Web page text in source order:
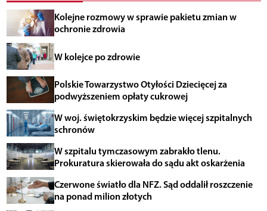
Kolejne rozmowy w sprawie pakietu zmian w
ochronie zdrowia
W kolejce po zdrowie
Polskie Towarzystwo Otyłości Dziecięcej za
podwyższeniem opłaty cukrowej
W woj. świętokrzyskim będzie więcej szpitalnych
schronów
W szpitalu tymczasowym zabrakło tlenu.
Prokuratura skierowała do sądu akt oskarżenia
Czerwone światło dla NFZ. Sąd oddalił roszczenie
na ponad milion złotych